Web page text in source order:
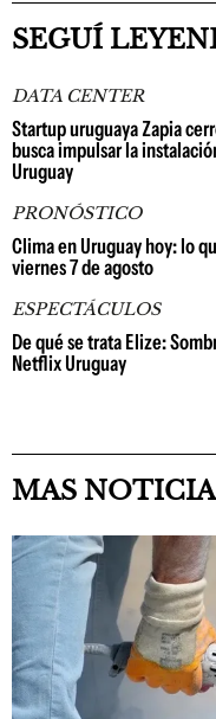
SEGUÍ
DATA CENTER
Startup uruguaya Zapia
busca impulsar la
Uruguay
PRONÓSTICO
Clima en Uruguay hoy: lo
viernes 7 de agosto
ESPECTÁCULOS
De qué se trata Elize:
Netflix Uruguay
MAS